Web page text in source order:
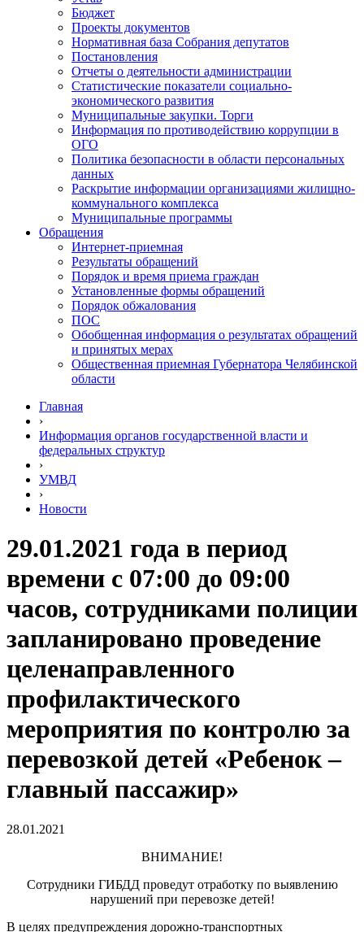
Бюджет
Проекты документов
Нормативная база Собрания депутатов
Постановления
Отчеты о деятельности администрации
Статистические показатели социально-
экономического развития
Муниципальные закупки. Торги
Информация по противодействию коррупции в
ОГО
Политика безопасности в области персональных
данных
Раскрытие информации организациями жилищно-
коммунального комплекса
Муниципальные программы
Обращения
Интернет-приемная
Результаты обращений
Порядок и время приема граждан
Установленные формы обращений
Порядок обжалования
ПОС
Обобщенная информация о результатах обращений
и принятых мерах
Общественная приемная Губернатора Челябинской
области
Главная
›
Информация органов государственной власти и
федеральных структур
›
УМВД
›
Новости
29.01.2021 года в период
времени с 07:00 до 09:00
часов, сотрудниками полиции
запланировано проведение
целенаправленного
профилактического
мероприятия по контролю за
перевозкой детей «Ребенок –
главный пассажир»
28.01.2021
ВНИМАНИЕ!
Сотрудники ГИБДД проведут отработку по выявлению
нарушений при перевозке детей!
В целях предупреждения дорожно-транспортных